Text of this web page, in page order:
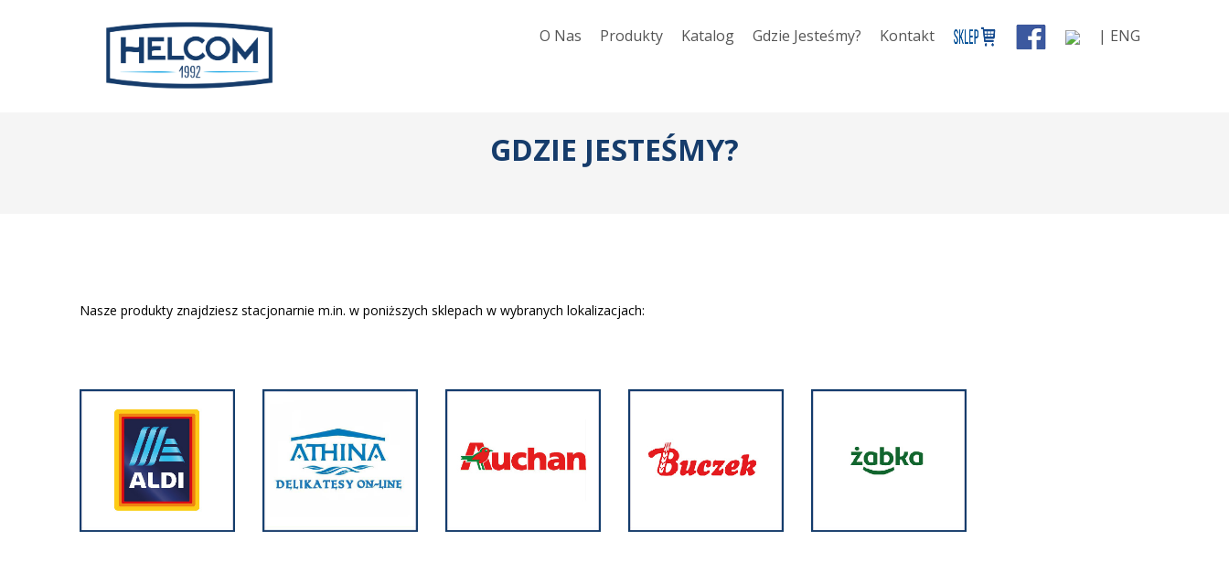
O Nas Produkty Katalog Gdzie Jesteśmy? Kontakt | ENG
GDZIE JESTEŚMY?
Nasze produkty znajdziesz stacjonarnie m.in. w poniższych sklepach w wybranych lokalizacjach: